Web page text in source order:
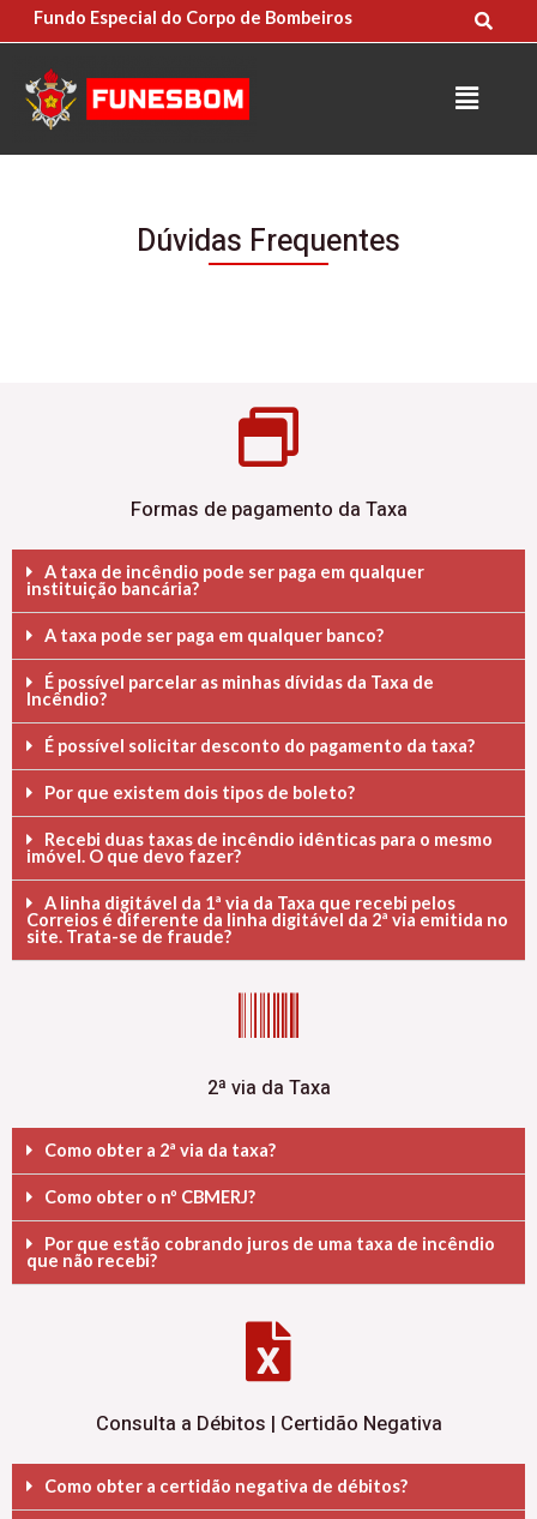
contentFundo Especial do Corpo de Bombeiros
Dúvidas Frequentes
Formas de pagamento da Taxa
A taxa de incêndio pode ser paga em qualquer
instituição bancária?
A taxa pode ser paga em qualquer banco?
É possível parcelar as minhas dívidas da Taxa de
Incêndio?
É possível solicitar desconto do pagamento da taxa?
Por que existem dois tipos de boleto?
Recebi duas taxas de incêndio idênticas para o mesmo
imóvel. O que devo fazer?
A linha digitável da 1ª via da Taxa que recebi pelos
Correios é diferente da linha digitável da 2ª via emitida no
site. Trata-se de fraude?
2ª via da Taxa
Como obter a 2ª via da taxa?
Como obter o nº CBMERJ?
Por que estão cobrando juros de uma taxa de incêndio
que não recebi?
Consulta a Débitos | Certidão Negativa
Como obter a certidão negativa de débitos?